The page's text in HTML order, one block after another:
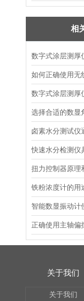
相
数字式涂层测厚
如何正确使用无
数字式涂层测厚
选择合适的数显
快速水分检测仪
扭力控制器原理
铁粉浓度计的用
智能数显振动计
正确使用主轴偏
关于我们
关于我们